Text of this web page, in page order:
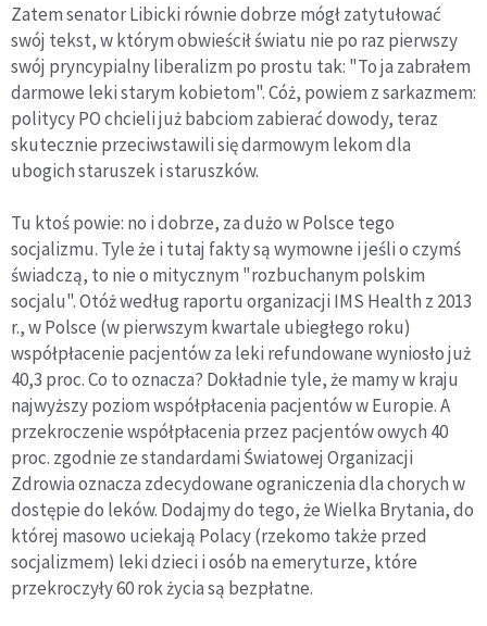
Zatem senator Libicki równie dobrze mógł zatytułować
swój tekst, w którym obwieścił światu nie po raz pierwszy
swój pryncypialny liberalizm po prostu tak: "To ja zabrałem
darmowe leki starym kobietom". Cóż, powiem z sarkazmem:
politycy PO chcieli już babciom zabierać dowody, teraz
skutecznie przeciwstawili się darmowym lekom dla
ubogich staruszek i staruszków.
Tu ktoś powie: no i dobrze, za dużo w Polsce tego
socjalizmu. Tyle że i tutaj fakty są wymowne i jeśli o czymś
świadczą, to nie o mitycznym "rozbuchanym polskim
socjalu". Otóż według raportu organizacji IMS Health z 2013
r., w Polsce (w pierwszym kwartale ubiegłego roku)
współpłacenie pacjentów za leki refundowane wyniosło już
40,3 proc. Co to oznacza? Dokładnie tyle, że mamy w kraju
najwyższy poziom współpłacenia pacjentów w Europie. A
przekroczenie współpłacenia przez pacjentów owych 40
proc. zgodnie ze standardami Światowej Organizacji
Zdrowia oznacza zdecydowane ograniczenia dla chorych w
dostępie do leków. Dodajmy do tego, że Wielka Brytania, do
której masowo uciekają Polacy (rzekomo także przed
socjalizmem) leki dzieci i osób na emeryturze, które
przekroczyły 60 rok życia są bezpłatne.